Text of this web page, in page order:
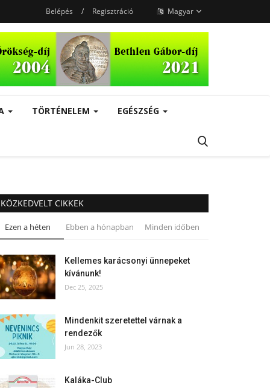
Belépés / Regisztráció Magyar
TÖRTÉNELEM EGÉSZSÉG
KÖZKEDVELT CIKKEK
Ezen a héten Ebben a hónapban Minden időben
Kellemes karácsonyi ünnepeket
kívánunk!
Dec 25, 2025
Mindenkit szeretettel várnak a
rendezők
Jun 28, 2023
Kaláka-Club